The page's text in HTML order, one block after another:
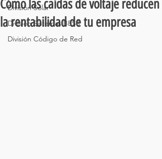
División Solar
División Sistemas BESS
División Código de Red
Cómo las caídas de voltaje reducen
la rentabilidad de tu empresa